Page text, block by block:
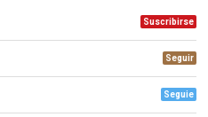
Suscribirse
Seguir
Seguie